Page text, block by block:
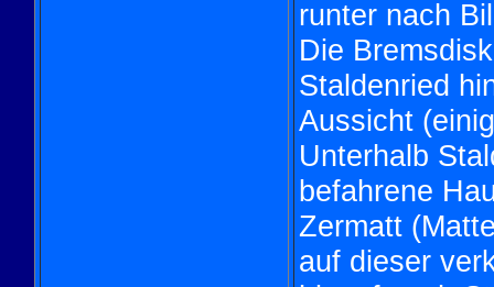
runter nach
Die
Staldenried
Aussicht
Unterhalb
befahrene
Zermatt
auf dieser